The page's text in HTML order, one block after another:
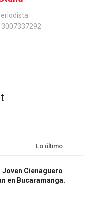
Lo último
Joven Cienaguero
en Bucaramanga.